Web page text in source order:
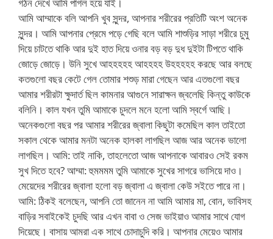
আমি আম্মাকে বলি আপনি খুব সুন্দর, আপনার শরীরের প্রতিটি অংশ অনেক
সুন্দর। আমি আপনার প্রেমে পড়ে গেছি বলে আমি শাশুড়ির সাড়া শরীরে চুমু
দিয়ে চাটতে থাকি আর দুই হাত দিয়ে ওনার বড় বড় দুধ দুইটা টিপতে থাকি
জোড়ে জোড়ে। উনি সুখে আহহহহহ আহহহহ উহহহহহ করছে আর বলছে
কতগুলো বছর কেটে গেল তোমার শশুড় মারা গেছেন আর এতগুলো বছর
আমার শরীরটা ক্ষুদার্ত ছিল কামনার আগুনে সারাক্ষন জ্বলেছি কিন্তু কাউকে
বলিনি। কাল যখন তুমি আমাকে চুদলে মনে হলো আমি স্বর্গে আছি।
অনেকগুলো বছর পর আমার শরীরের জ্বালা কিছুটা কমেছিল কাল তাইতো
সকাল থেকে আমার মনটা অনেক হালকা লাগছিল আজ আর অনেক ভালো
লাগছিল। আমি: তাই নাকি, তাহলেতো আজ আপনাকে আবারও সেই রকম
সুখ দিতে হবে? আম্মা: হুমমমম তুমি আমাকে সুখের সাগরে ভাসিয়ে দাও।
মেয়েদের শরীরের জ্বালা হলো বড় জ্বালা এ জ্বালা কেউ সইতে পারে না।
আমি: ঠিকই বলেছেন, আপনি তো জানেন না আমি আমার মা, বোন, ভাবিসহ
বাড়ির সবাইকেই চুদছি আর এখন বাবা ও সেজ ভাইয়াও আমার সাথে যোগ
দিয়েছে। বাসায় আমরা এক সাথে চোদাচুদি করি। আপনার মেয়েও আমার